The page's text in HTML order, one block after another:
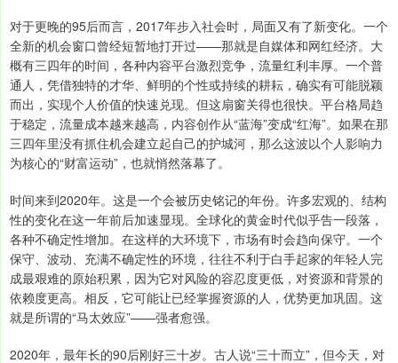
对于更晚的95后而言，2017年步入社会时，局面又有了新变化。一个
全新的机会窗口曾经短暂地打开过——那就是自媒体和网红经济。大
概有三四年的时间，各种内容平台激烈竞争，流量红利丰厚。一个普
通人，凭借独特的才华、鲜明的个性或持续的耕耘，确实有可能脱颖
而出，实现个人价值的快速兑现。但这扇窗关得也很快。平台格局趋
于稳定，流量成本越来越高，内容创作从“蓝海”变成“红海”。如果在那
三四年里没有抓住机会建立起自己的护城河，那么这波以个人影响力
为核心的“财富运动”，也就悄然落幕了。
时间来到2020年。这是一个会被历史铭记的年份。许多宏观的、结构
性的变化在这一年前后加速显现。全球化的黄金时代似乎告一段落，
各种不确定性增加。在这样的大环境下，市场有时会趋向保守。一个
保守、波动、充满不确定性的环境，往往不利于白手起家的年轻人完
成最艰难的原始积累，因为它对风险的容忍度更低，对资源和背景的
依赖度更高。相反，它可能让已经掌握资源的人，优势更加巩固。这
就是所谓的“马太效应”——强者愈强。
2020年，最年长的90后刚好三十岁。古人说“三十而立”，但今天，对